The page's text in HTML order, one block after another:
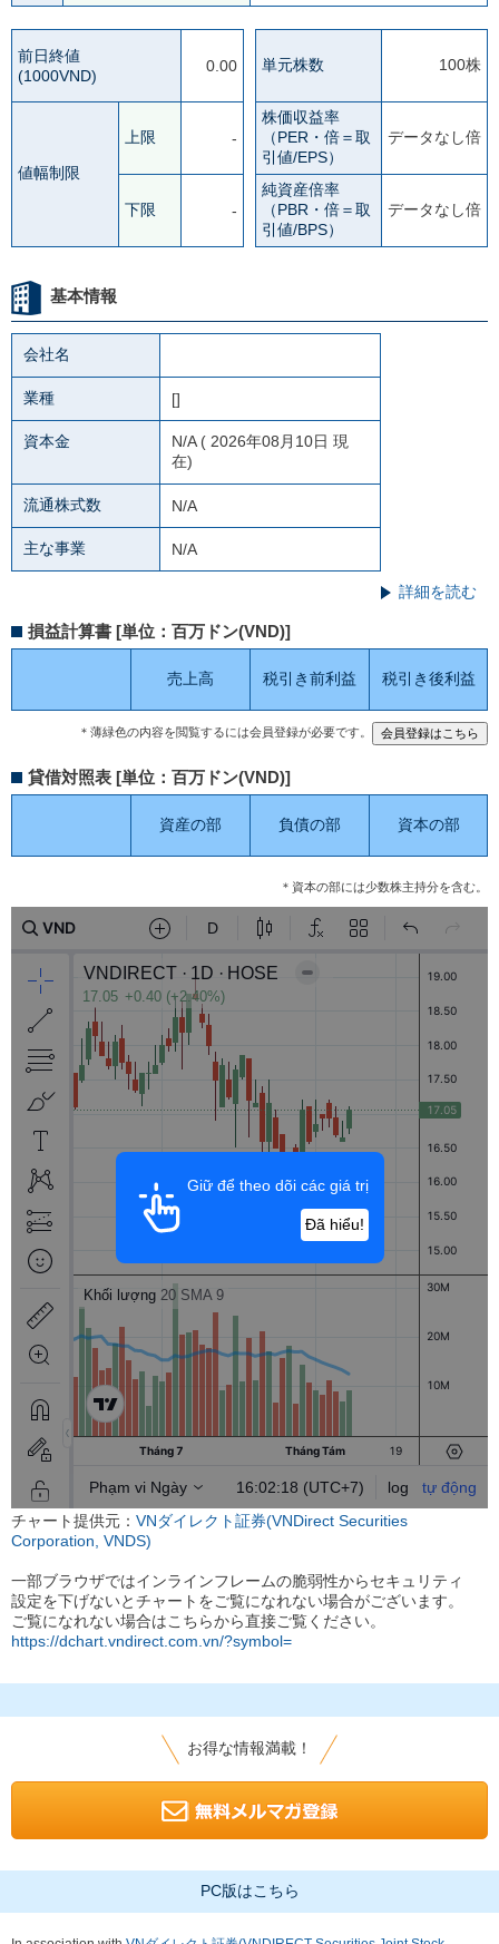
前日終値
(1000VND)
0.00
値幅制限
上限 -
下限 -
単元株数 100株
株価収益率
（PER・倍＝取
引値/EPS）
データなし倍
純資産倍率
（PBR・倍＝取
引値/BPS）
データなし倍
基本情報
会社名
業種 []
資本金 N/A( 2026年08月10日 現
在)
流通株式数 N/A
主な事業 N/A
詳細を読む
損益計算書 [単位：百万ドン(VND)]
売上高 税引き前利益 税引き後利益
＊薄緑色の内容を閲覧するには会員登録が必要です。
貸借対照表 [単位：百万ドン(VND)]
資産の部 負債の部 資本の部
＊資本の部には少数株主持分を含む。
チャート提供元： VNダイレクト証券(VNDirect Securities
Corporation, VNDS)
一部ブラウザではインラインフレームの脆弱性からセキュリティ
設定を下げないとチャートをご覧になれない場合がございます。
ご覧になれない場合はこちらから直接ご覧ください。
https://dchart.vndirect.com.vn/?symbol=
お得な情報満載！
PC版はこちら